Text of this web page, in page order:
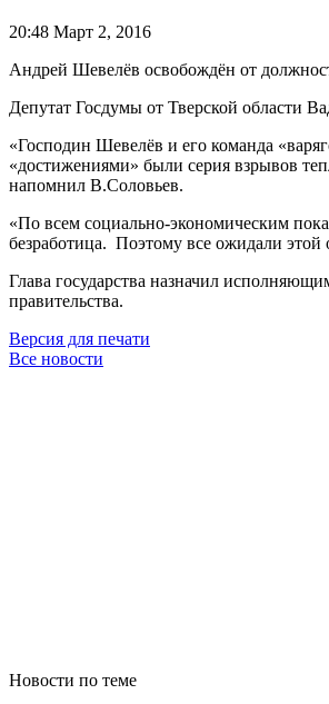
20:48 Март 2, 2016
Андрей Шевелёв освобождён от
Депутат Госдумы от Тверской области
«Господин Шевелёв и его команда
«достижениями» были серия взрывов
напомнил В.Соловьев.
«По всем социально-экономическим
безработица. Поэтому все ожидали этой
Глава государства назначил
правительства.
Версия для печати
Все новости
Новости по теме